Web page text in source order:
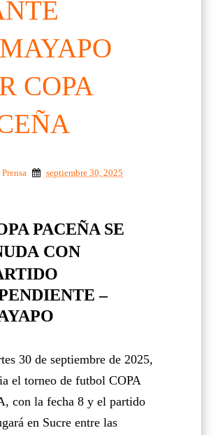
COPA
septiembre 30, 2025
PACEÑA SE
CON
–
30 de septiembre de 2025,
el torneo de futbol COPA
con la fecha 8 y el partido
en Sucre entre las